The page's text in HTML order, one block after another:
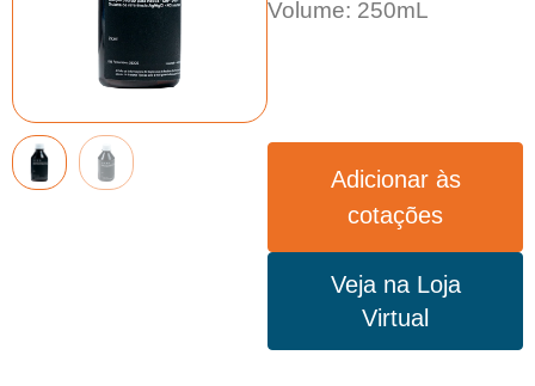
Volume: 250mL
Adicionar às
cotações
Veja na Loja
Virtual